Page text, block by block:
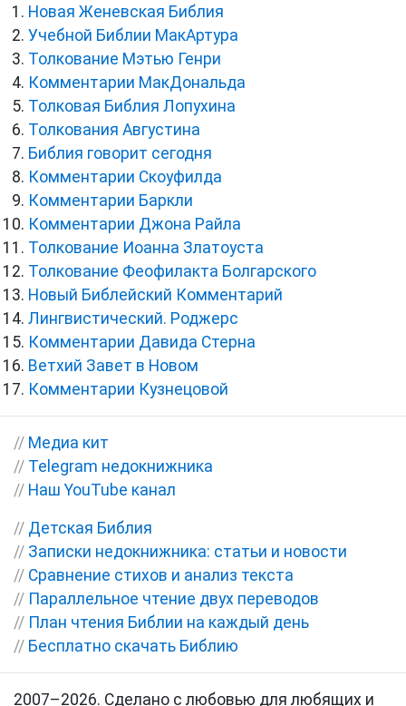
Новая Женевская Библия
Учебной Библии МакАртура
Толкование Мэтью Генри
Комментарии МакДональда
Толковая Библия Лопухина
Толкования Августина
Библия говорит сегодня
Комментарии Скоуфилда
Комментарии Баркли
Комментарии Джона Райла
Толкование Иоанна Златоуста
Толкование Феофилакта Болгарского
Новый Библейский Комментарий
Лингвистический. Роджерс
Комментарии Давида Стерна
Ветхий Завет в Новом
Комментарии Кузнецовой
// Медиа кит
// Telegram недокнижника
// Наш YouTube канал
// Детская Библия
// Записки недокнижника: статьи и новости
// Сравнение стихов и анализ текста
// Параллельное чтение двух переводов
// План чтения Библии на каждый день
// Бесплатно скачать Библию
2007–2026. Сделано с любовью для любящих и